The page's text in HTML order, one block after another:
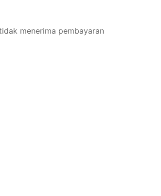
menerima pembayaran